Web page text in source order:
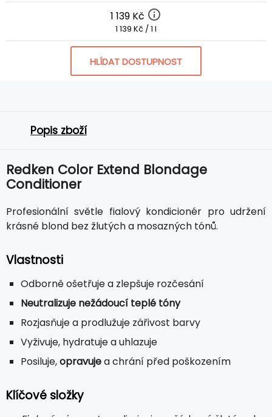
1 139 Kč
1 139 Kč / 1 l
HLÍDAT DOSTUPNOST
Popis zboží
Redken Color Extend Blondage
Conditioner
Profesionální světle fialový kondicionér pro udržení
krásné blond bez žlutých a mosazných tónů.
Vlastnosti
Odborně ošetřuje a zlepšuje rozčesání
Neutralizuje nežádoucí teplé tóny
Rozjasňuje a prodlužuje zářivost barvy
Vyživuje, hydratuje a uhlazuje
Posiluje,opravujea chrání před poškozením
Klíčové složky